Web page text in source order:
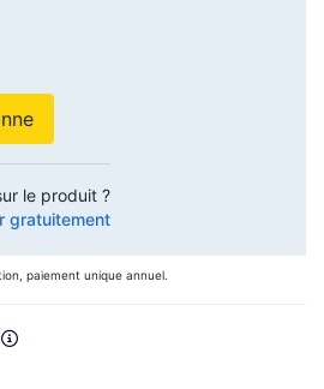
le produit ?
gratuitement
paiement unique annuel.